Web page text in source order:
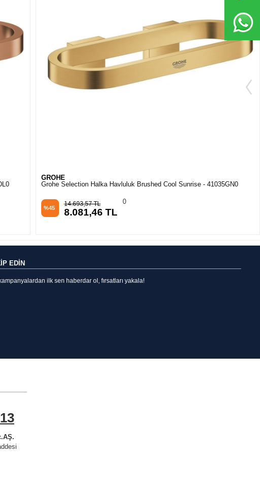
GROHE
Grohe Selection Halka Havluluk Brushed Cool Sunrise - 41035GN0
%45
14.693,57 TL
8.081,46 TL
0
EDİN
ilk sen haberdar ol, fırsatları yakala!